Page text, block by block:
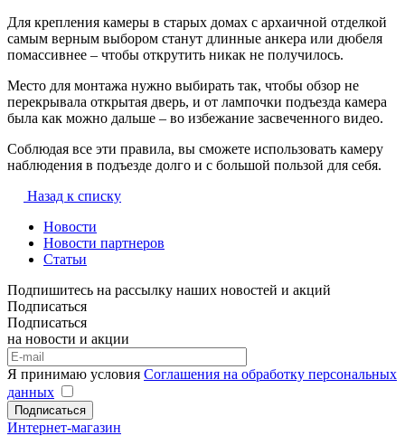
Для крепления камеры в старых домах с архаичной отделкой
самым верным выбором станут длинные анкера или дюбеля
помассивнее – чтобы открутить никак не получилось.
Место для монтажа нужно выбирать так, чтобы обзор не
перекрывала открытая дверь, и от лампочки подъезда камера
была как можно дальше – во избежание засвеченного видео.
Соблюдая все эти правила, вы сможете использовать камеру
наблюдения в подъезде долго и с большой пользой для себя.
Назад к списку
Новости
Новости партнеров
Статьи
Подпишитесь на рассылку наших новостей и акций
Подписаться
Подписаться
на новости и акции
Я принимаю условия Соглашения на обработку персональных
данных
Подписаться
Интернет-магазин